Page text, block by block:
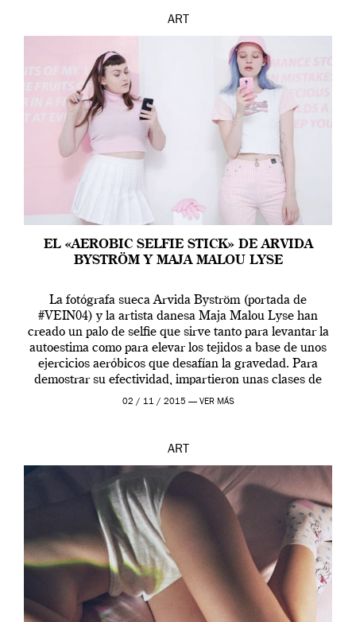
ART
EL «AEROBIC SELFIE STICK» DE ARVIDA
BYSTRÖM Y MAJA MALOU LYSE
La fotógrafa sueca Arvida Byström (portada de
#VEIN04) y la artista danesa Maja Malou Lyse han
creado un palo de selfie que sirve tanto para levantar la
autoestima como para elevar los tejidos a base de unos
ejercicios aeróbicos que desafían la gravedad. Para
demostrar su efectividad, impartieron unas clases de
prueba en el Tate […]
02 / 11 / 2015 — VER MÁS
ART